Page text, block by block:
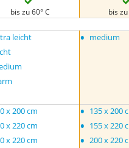
bis zu 60° C bis zu
leicht • medium
x 200 cm
x 220 cm
x 220 cm
• 135 x 200
• 155 x 220
• 200 x 220